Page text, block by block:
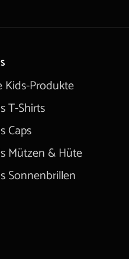
Kids-Produkte
T-Shirts
Caps
Mützen & Hüte
Sonnenbrillen